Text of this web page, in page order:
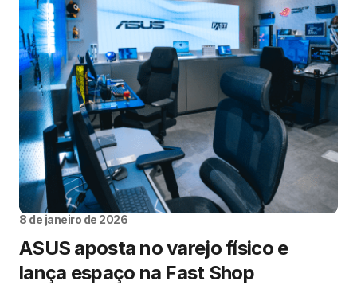
8 de janeiro de 2026
ASUS aposta no varejo físico e
lança espaço na Fast Shop